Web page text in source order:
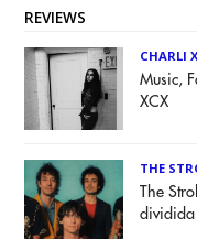
REVIEWS
CHARLI
Music,
XCX
THE
The
dividida